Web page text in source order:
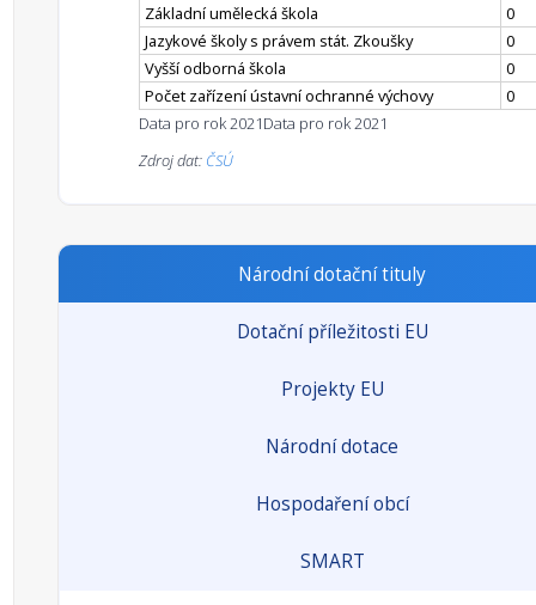
Základní umělecká škola
0
Jazykové školy s právem stát. Zkoušky
0
Vyšší odborná škola
0
Počet zařízení ústavní ochranné výchovy
0
Data pro rok 2021Data pro rok 2021
Zdroj dat: ČSÚ
Národní dotační tituly
Dotační příležitosti EU
Projekty EU
Národní dotace
Hospodaření obcí
SMART